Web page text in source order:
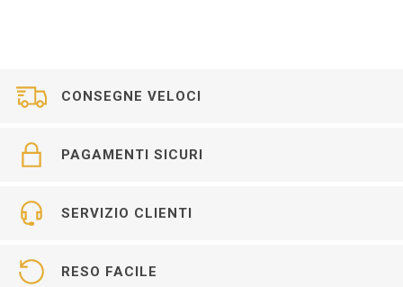
CONSEGNE VELOCI
PAGAMENTI SICURI
SERVIZIO CLIENTI
RESO FACILE